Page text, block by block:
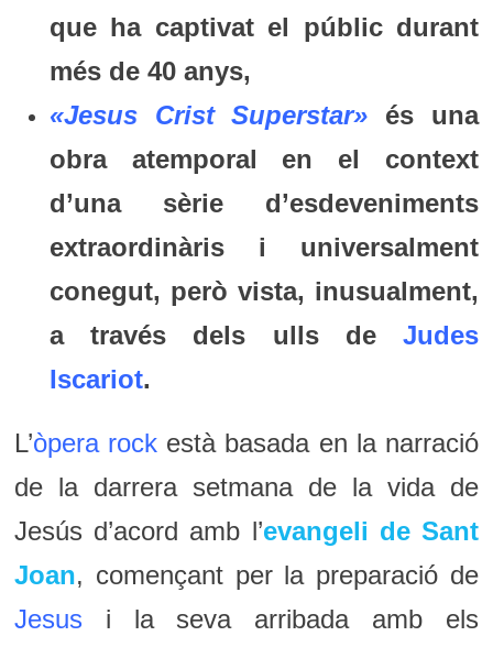
que ha captivat el públic durant
més de 40 anys,
«Jesus Crist Superstar»
és una
obra atemporal en el context
d’una sèrie d’esdeveniments
extraordinàris i universalment
conegut, però vista, inusualment,
a través dels ulls deJudes
Iscariot.
L’òpera rock està basada en la narració
de la darrera setmana de la vida de
Jesús d’acord amb l’evangeli de Sant
Joan, començant per la preparació de
Jesus i la seva arribada amb els